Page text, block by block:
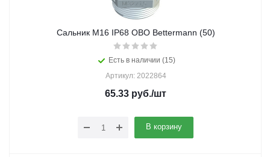
Сальник M16 IP68 OBO Bettermann (50)
Есть в наличии (15)
Артикул: 2022864
65.33 руб./шт
В корзину